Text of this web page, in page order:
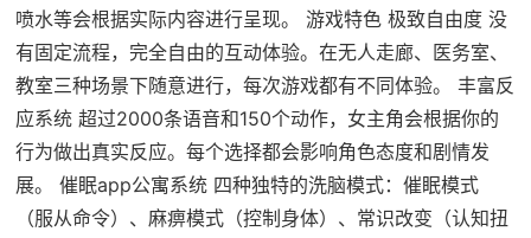
喷水等会根据实际内容进行呈现。 游戏特色 极致自由度 没
有固定流程，完全自由的互动体验。在无人走廊、医务室、
教室三种场景下随意进行，每次游戏都有不同体验。 丰富反
应系统 超过2000条语音和150个动作，女主角会根据你的
行为做出真实反应。每个选择都会影响角色态度和剧情发
展。 催眠app公寓系统 四种独特的洗脑模式：催眠模式
（服从命令）、麻痹模式（控制身体）、常识改变（认知扭